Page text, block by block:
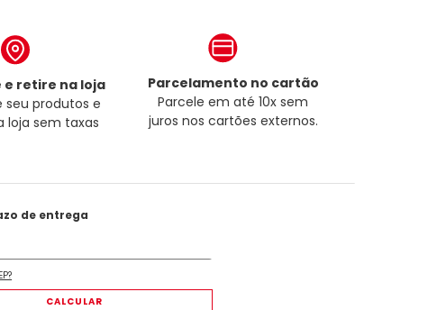
e retire na loja
seu produtos e
loja sem taxas
Parcelamento no cartão
Parcele em até 10x sem
juros nos cartões externos.